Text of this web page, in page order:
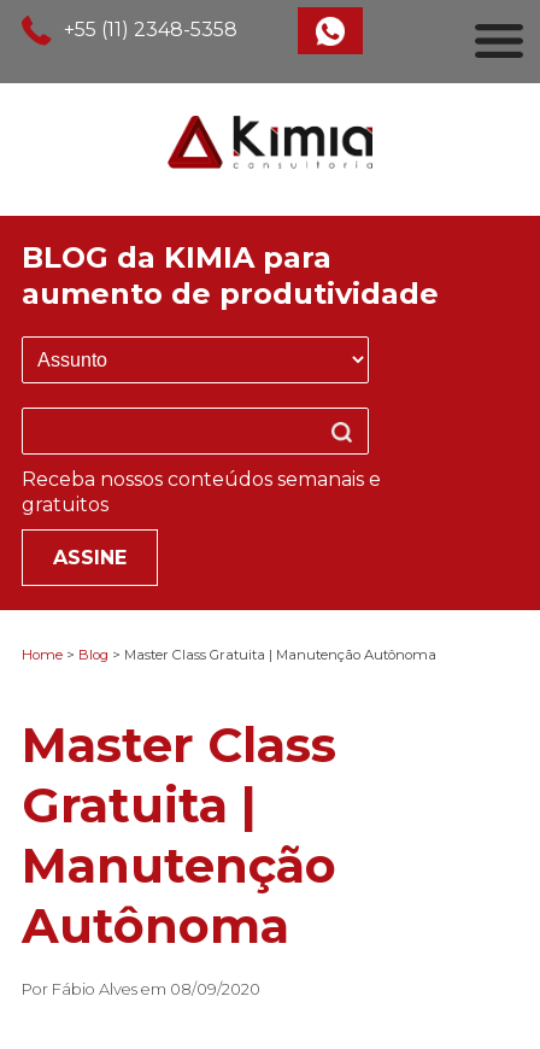
+55 (11) 2348-5358
BLOG da KIMIA para
aumento de produtividade
Receba nossos conteúdos semanais e
gratuitos
ASSINE
Home> Blog > Master Class Gratuita | Manutenção Autônoma
Master Class
Gratuita |
Manutenção
Autônoma
Por Fábio Alves em 08/09/2020